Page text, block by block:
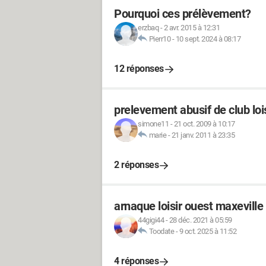
Pourquoi ces prélèvement?
erzbaq-2 avr. 2015 à 12:31
Pierr10- 10 sept. 2024 à 08:17
12 réponses
prelevement abusif de club
simone11 -21 oct. 2009 à 10:17
marie-21 janv. 2011 à 23:35
2 réponses
arnaque loisir ouest maxeville
44gigi44-28 déc. 2021 à 05:59
Toodate-9 oct. 2025 à 11:52
4 réponses